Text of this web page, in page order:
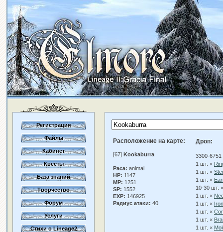
Регистрация
Файлы
Кабинет
Квесты
База знаний
Творчество
Форум
Услуги
Стихи о Lineage2
Расположение на карте:
[67] Kookaburra
Раса: animal
HP: 1147
MP: 1251
SP: 1552
EXP: 146925
Радиус атаки: 40
Дроп:
3300-
1 шт. ×
1 шт. ×
1 шт. ×
10-30 шт.
1 шт. ×
1 шт. ×
1 шт. ×
1 шт. ×
1 шт. ×